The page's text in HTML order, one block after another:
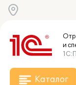
и
Каталог